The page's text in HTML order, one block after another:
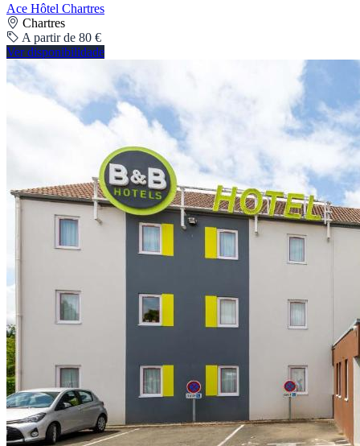
Ace Hôtel Chartres
Chartres
A partir de 80 €
Ver disponibilidade